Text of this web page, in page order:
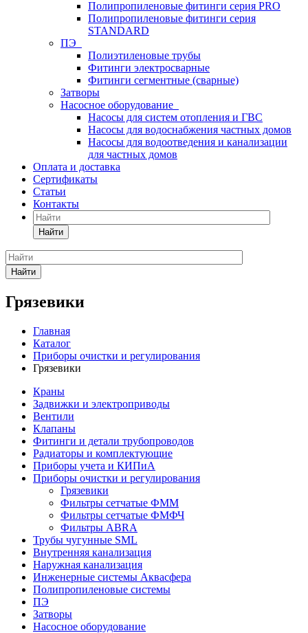
Полипропиленовые фитинги серия PRO
Полипропиленовые фитинги серия
STANDARD
ПЭ
Полиэтиленовые трубы
Фитинги электросварные
Фитинги сегментные (сварные)
Затворы
Насосное оборудование
Насосы для систем отопления и ГВС
Насосы для водоснабжения частных домов
Насосы для водоотведения и канализации
для частных домов
Оплата и доставка
Сертификаты
Статьи
Контакты
Найти
Найти
Грязевики
Главная
Каталог
Приборы очистки и регулирования
Грязевики
Краны
Задвижки и электроприводы
Вентили
Клапаны
Фитинги и детали трубопроводов
Радиаторы и комплектующие
Приборы учета и КИПиА
Приборы очистки и регулирования
Грязевики
Фильтры сетчатые ФММ
Фильтры сетчатые ФМФЧ
Фильтры ABRA
Трубы чугунные SML
Внутренняя канализация
Наружная канализация
Инженерные системы Аквасфера
Полипропиленовые системы
ПЭ
Затворы
Насосное оборудование